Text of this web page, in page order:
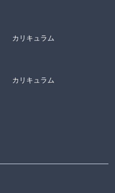
カリキュラム
カリキュラム